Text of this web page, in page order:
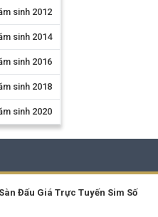
sinh 2012
sinh 2014
sinh 2016
sinh 2018
sinh 2020
Đấu Giá Trực Tuyến Sim Số